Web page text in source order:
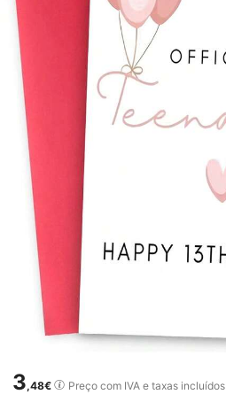
3,48€ Preço com IVA e taxas incluídos